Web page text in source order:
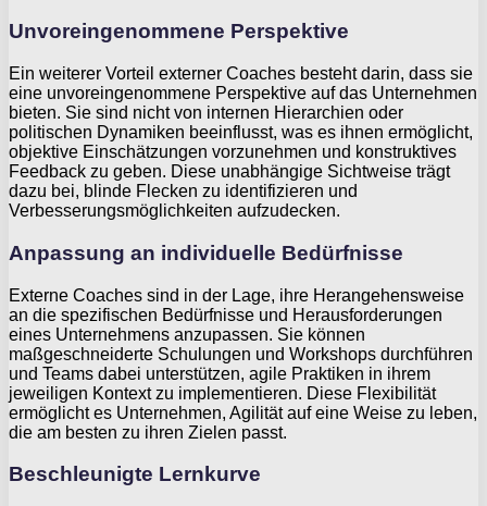
Unvoreingenommene Perspektive
Ein weiterer Vorteil externer Coaches besteht darin, dass sie
eine unvoreingenommene Perspektive auf das Unternehmen
bieten. Sie sind nicht von internen Hierarchien oder
politischen Dynamiken beeinflusst, was es ihnen ermöglicht,
objektive Einschätzungen vorzunehmen und konstruktives
Feedback zu geben. Diese unabhängige Sichtweise trägt
dazu bei, blinde Flecken zu identifizieren und
Verbesserungsmöglichkeiten aufzudecken.
Anpassung an individuelle Bedürfnisse
Externe Coaches sind in der Lage, ihre Herangehensweise
an die spezifischen Bedürfnisse und Herausforderungen
eines Unternehmens anzupassen. Sie können
maßgeschneiderte Schulungen und Workshops durchführen
und Teams dabei unterstützen, agile Praktiken in ihrem
jeweiligen Kontext zu implementieren. Diese Flexibilität
ermöglicht es Unternehmen, Agilität auf eine Weise zu leben,
die am besten zu ihren Zielen passt.
Beschleunigte Lernkurve